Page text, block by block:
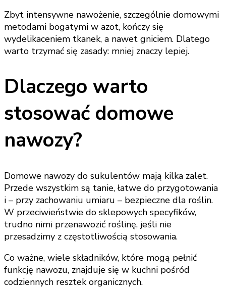
Zbyt intensywne nawożenie, szczególnie domowymi
metodami bogatymi w azot, kończy się
wydelikaceniem tkanek, a nawet gniciem. Dlatego
warto trzymać się zasady: mniej znaczy lepiej.
Dlaczego warto
stosować domowe
nawozy?
Domowe nawozy do sukulentów mają kilka zalet.
Przede wszystkim są tanie, łatwe do przygotowania
i – przy zachowaniu umiaru – bezpieczne dla roślin.
W przeciwieństwie do sklepowych specyfików,
trudno nimi przenawozić roślinę, jeśli nie
przesadzimy z częstotliwością stosowania.
Co ważne, wiele składników, które mogą pełnić
funkcję nawozu, znajduje się w kuchni pośród
codziennych resztek organicznych.